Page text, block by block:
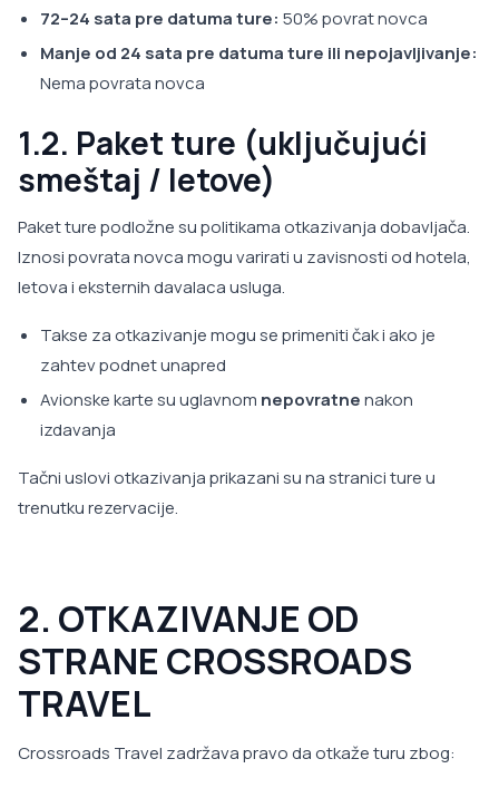
72–24 sata pre datuma ture: 50% povrat novca
Manje od 24 sata pre datuma ture ili nepojavljivanje:
Nema povrata novca
1.2. Paket ture (uključujući
smeštaj / letove)
Paket ture podložne su politikama otkazivanja dobavljača.
Iznosi povrata novca mogu varirati u zavisnosti od hotela,
letova i eksternih davalaca usluga.
Takse za otkazivanje mogu se primeniti čak i ako je
zahtev podnet unapred
Avionske karte su uglavnom nepovratnenakon
izdavanja
Tačni uslovi otkazivanja prikazani su na stranici ture u
trenutku rezervacije.
2. OTKAZIVANJE OD
STRANE CROSSROADS
TRAVEL
Crossroads Travel zadržava pravo da otkaže turu zbog: